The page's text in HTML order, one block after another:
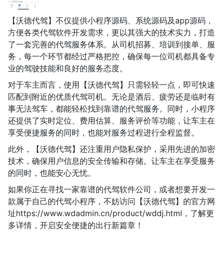
【沃德代驾】不仅提供小程序源码、系统源码及app源码，
方便各类代驾软件开发需求，更以其强大的技术实力，打造
了一套完善的代驾服务体系。从司机招募、培训到接单、服
务，每一个环节都经过严格把控，确保每一位司机都具备专
业的驾驶技能和良好的服务态度。
对于车主而言，使用【沃德代驾】只需轻轻一点，即可快速
匹配到附近的优质代驾司机。无论是酒后、疲劳还是临时有
事无法驾车，都能轻松找到靠谱的代驾服务。同时，小程序
还提供了实时定位、费用估算、服务评价等功能，让车主在
享受便捷服务的同时，也能对服务过程进行全程监督。
此外，【沃德代驾】还注重用户隐私保护，采用先进的加密
技术，确保用户信息的安全传输和存储。让车主在享受服务
的同时，也能安心无忧。
如果你正在寻找一家靠谱的代驾软件公司，或者想要开发一
款属于自己的代驾小程序，不妨访问【沃德代驾】的官方网
址https://www.wdadmin.cn/product/wddj.html，了解更
多详情，开启安全便捷的出行新篇章！